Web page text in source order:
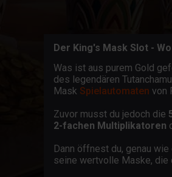
Der King's Mask Slot -
Was ist aus purem Gold
des legendären
Mask Spielautomaten von
Zuvor musst du jedoch die
2-fachen Multiplikatoren
Dann öffnest du, genau
seine wertvolle Maske, die